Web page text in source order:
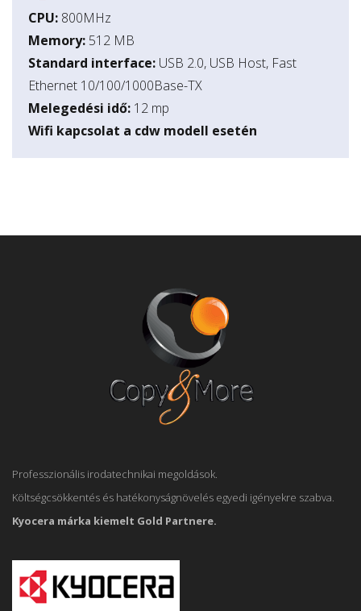
CPU: 800MHz
Memory: 512 MB
Standard interface: USB 2.0, USB Host, Fast
Ethernet 10/100/1000Base-TX
Melegedési idő: 12 mp
Wifi kapcsolat a cdw modell esetén
Professzionális irodatechnikai megoldások.
Költségcsökkentés és hatékonyságnövelés egyedi igényekre szabva.
Kyocera márka kiemelt Gold Partnere.